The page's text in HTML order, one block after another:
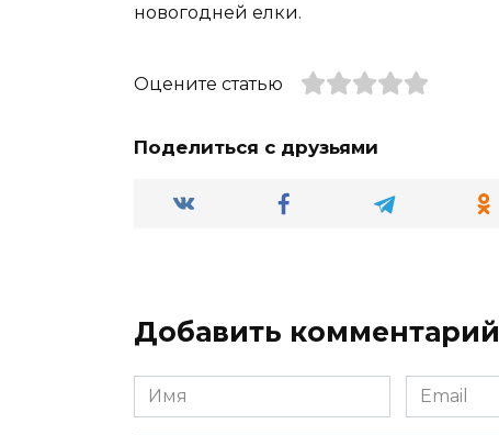
новогодней елки.
Оцените статью
Поделиться с друзьями
Добавить комментарий
Имя
*
Email
*